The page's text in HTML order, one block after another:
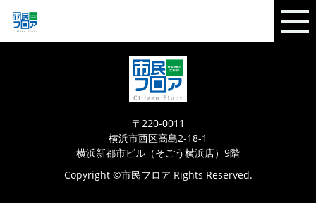
〒220-0011
横浜市西区高島2-18-1
横浜新都市ビル（そごう横浜店）9階
Copyright ©市民フロア Rights Reserved.